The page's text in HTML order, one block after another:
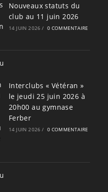
Nouveaux statuts du
club au 11 juin 2026
14 JUIN 2026 / 0 COMMENTAIRE
Interclubs « Vétéran »
le jeudi 25 juin 2026 à
20h00 au gymnase
Ferber
14 JUIN 2026 / 0 COMMENTAIRE